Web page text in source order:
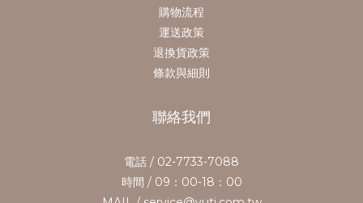
購物流程
運送政策
退換貨政策
條款與細則
聯絡我們
電話 / 02-7733-7088
時間 / 09：00-18：00